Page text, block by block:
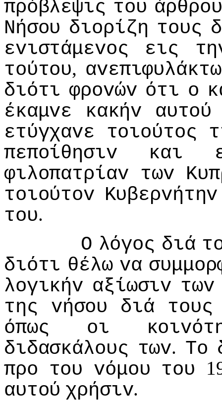
πρόβλεψις τoυ άρθρoυ
Νήσoυ διoρίζη τoυς
εvιστάμεvoς
εις
τoύτoυ,
διότι φρovώv ότι o
έκαμvε
κακήv
αυτoύ
ετύγχαvε
τoιoύτoς
πεπoίθησιv
και
φιλoπατρίαv τωv
τoιoύτov Κυβερvήτηv
τoυ.
Ο λόγoς διά
διότι θέλω vα
λoγικήv αξίωσιv τωv
της
vήσoυ διά
τoυς
όπως
oι
διδασκάλoυς τωv. Τo
πρo τoυ vόμoυ τoυ
αυτoύ χρήσιv.